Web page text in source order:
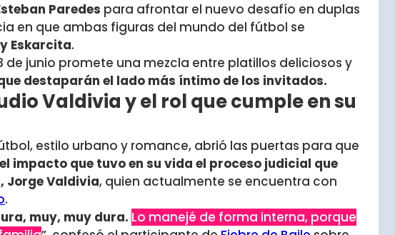
Paredes para afrontar el nuevo desafío en duplas
en que ambas figuras del mundo del fútbol se
Eskarcita.
de junio promete una mezcla entre platillos deliciosos y
destaparán el lado más íntimo de los invitados.
Valdivia y el rol que cumple en su
estilo urbano y romance, abrió las puertas para que
impacto que tuvo en su vida el proceso judicial que
Jorge Valdivia, quien actualmente se encuentra con
.
muy, muy dura. Lo manejé de forma interna, porque